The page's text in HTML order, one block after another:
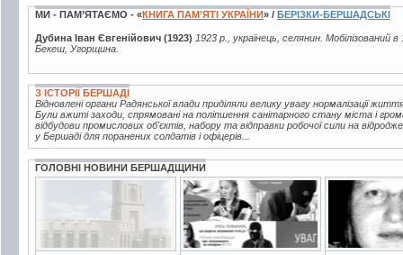
МИ - ПАМ’ЯТАЄМО - «КНИГА ПАМ’ЯТІ УКРАЇНИ» / БЕРІЗКИ-БЕРШАДСЬКІ
Дубина Іван Євгенійович (1923) 1923 р., українець, селянин.
Бекеш, Угорщина.
З ІСТОРІЇ БЕРШАДІ
Відновлені органи Радянської влади приділяли велику увагу нормалізації
Були вжиті заходи, спрямовані на поліпшення санітарного стану міста і
відбудови промислових об'єктів, набору та відправки робочої сили на
у Бершаді для поранених солдатів і офіцерів...
ГОЛОВНІ НОВИНИ БЕРШАДЩИНИ